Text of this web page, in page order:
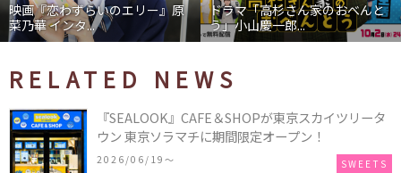
映画『恋わずらいのエリー』原
菜乃華 インタ...
ドラマ「高杉さん家のおべんと
う」小山慶一郎...
RELATED NEWS
『SEALOOK』CAFE＆SHOPが東京スカイツリータ
ウン 東京ソラマチに期間限定オープン！
2026/06/19〜 SWEETS